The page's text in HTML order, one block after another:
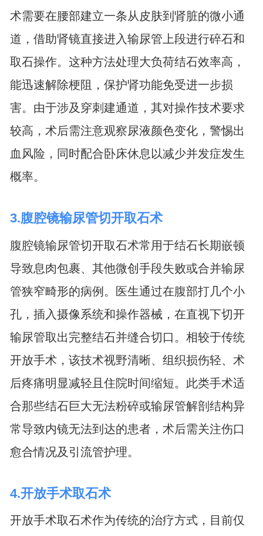
术需要在腰部建立一条从皮肤到肾脏的微小通
道，借助肾镜直接进入输尿管上段进行碎石和
取石操作。这种方法处理大负荷结石效率高，
能迅速解除梗阻，保护肾功能免受进一步损
害。由于涉及穿刺建通道，其对操作技术要求
较高，术后需注意观察尿液颜色变化，警惕出
血风险，同时配合卧床休息以减少并发症发生
概率。
3.腹腔镜输尿管切开取石术
腹腔镜输尿管切开取石术常用于结石长期嵌顿
导致息肉包裹、其他微创手段失败或合并输尿
管狭窄畸形的病例。医生通过在腹部打几个小
孔，插入摄像系统和操作器械，在直视下切开
输尿管取出完整结石并缝合切口。相较于传统
开放手术，该技术视野清晰、组织损伤轻、术
后疼痛明显减轻且住院时间缩短。此类手术适
合那些结石巨大无法粉碎或输尿管解剖结构异
常导致内镜无法到达的患者，术后需关注伤口
愈合情况及引流管护理。
4.开放手术取石术
开放手术取石术作为传统的治疗方式，目前仅